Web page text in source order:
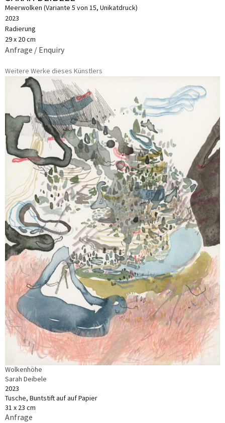
Meerwolken (Variante 5 von 15, Unikatdruck)
2023
Radierung
29 x 20 cm
Anfrage / Enquiry
Weitere Werke dieses Künstlers
Wolkenhöhe
Sarah Deibele
2023
Tusche, Buntstift auf auf Papier
31 x 23 cm
Anfrage